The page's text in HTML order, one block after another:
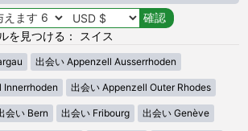
を見つける： スイス
出会い Appenzell Ausserrhoden
Innerrhoden 出会い Appenzell Outer Rhodes
会い Bern 出会い Fribourg 出会い Genève